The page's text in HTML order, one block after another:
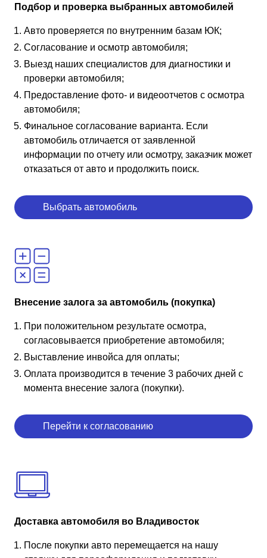
Подбор и проверка выбранных автомобилей
Авто проверяется по внутренним базам ЮК;
Согласование и осмотр автомобиля;
Выезд наших специалистов для диагностики и
проверки автомобиля;
Предоставление фото- и видеоотчетов с осмотра
автомобиля;
Финальное согласование варианта. Если
автомобиль отличается от заявленной
информации по отчету или осмотру, заказчик может
отказаться от авто и продолжить поиск.
Выбрать автомобиль
Внесение залога за автомобиль (покупка)
При положительном результате осмотра,
согласовывается приобретение автомобиля;
Выставление инвойса для оплаты;
Оплата производится в течение 3 рабочих дней с
момента внесение залога (покупки).
Перейти к согласованию
Доставка автомобиля во Владивосток
После покупки авто перемещается на нашу